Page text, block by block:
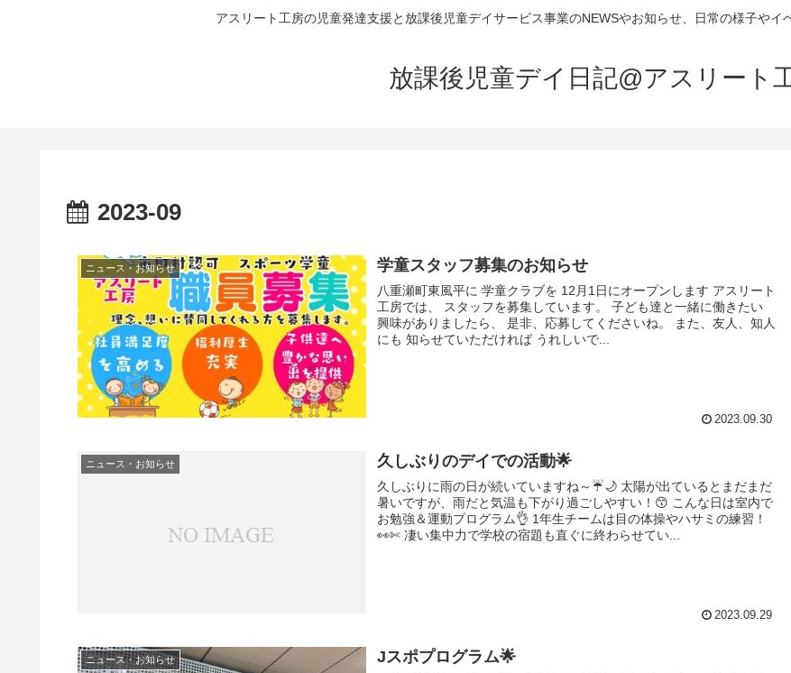
アスリート工房の児童発達支援と放課後児童デイサービス事業のNEWSやお知らせ、日常の様子やイ
放課後児童デイ日記@アスリート
2023-09
ニュース・お知らせ 学童スタッフ募集のお知らせ
八重瀬町東風平に 学童クラブを 12月1日にオープンします アスリート
工房では、 スタッフを募集しています。 子ども達と一緒に働きたい
興味がありましたら、 是非、応募してくださいね。 また、友人、知人
にも 知らせていただければ うれしいで...
2023.09.30
ニュース・お知らせ 久しぶりのデイでの活動🌟
久しぶりに雨の日が続いていますね～☔🌙 太陽が出ているとまだまだ
暑いですが、雨だと気温も下がり過ごしやすい！😙 こんな日は室内で
お勉強＆運動プログラム👌 1年生チームは目の体操やハサミの練習！
👀✄ 凄い集中力で学校の宿題も直ぐに終わらせてい...
2023.09.29
ニュース・お知らせ Jスポプログラム🌟